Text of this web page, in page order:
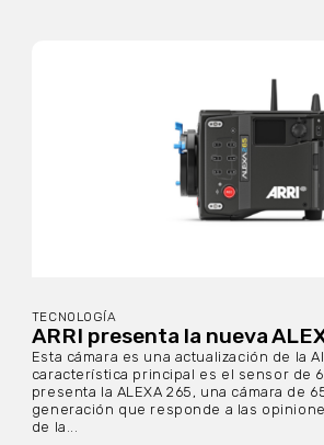
TECNOLOGÍA
ARRI presenta la nueva
Esta cámara es una actualización de la
característica principal es el sensor de
presenta la ALEXA 265, una cámara de
generación que responde a las
de la...